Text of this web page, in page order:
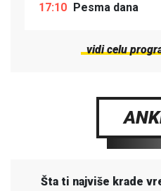
17:10 Pesma dana
vidi celu
Šta ti najviše krade